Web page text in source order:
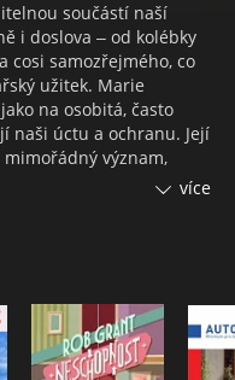
součástí naší
i doslova ‒ od kolébky
cosi samozřejmého, co
užitek. Marie
na osobitá, často
naši úctu a ochranu. Její
význam,
se na chvíli zastavit
naši předkové nejen
dodnes.
více